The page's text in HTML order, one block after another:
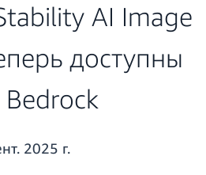
AI Image
доступны
2025 г.